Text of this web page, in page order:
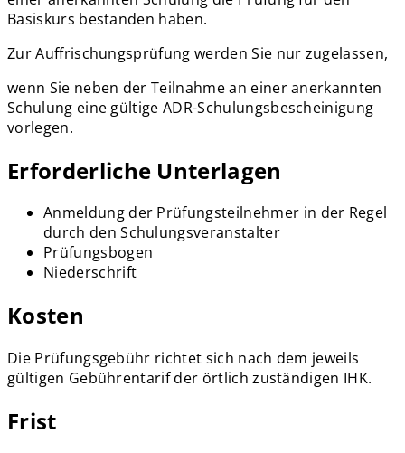
Basiskurs bestanden haben.
Zur Auffrischungsprüfung werden Sie nur zugelassen,
wenn Sie neben der Teilnahme an einer anerkannten
Schulung eine gültige ADR-Schulungsbescheinigung
vorlegen.
Erforderliche Unterlagen
Anmeldung der Prüfungsteilnehmer in der Regel
durch den Schulungsveranstalter
Prüfungsbogen
Niederschrift
Kosten
Die Prüfungsgebühr richtet sich nach dem jeweils
gültigen Gebührentarif der örtlich zuständigen IHK.
Frist